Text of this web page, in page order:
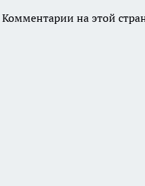
Комментарии на этой